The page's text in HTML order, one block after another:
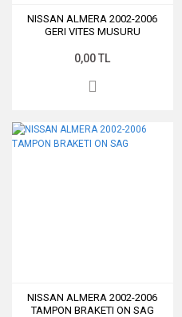
NISSAN ALMERA 2002-2006
GERI VITES MUSURU
0,00 TL
NISSAN ALMERA 2002-2006
TAMPON BRAKETI ON SAG